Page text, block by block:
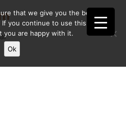
that we give you the best
you continue to use this site we
you are happy with it.
Ok